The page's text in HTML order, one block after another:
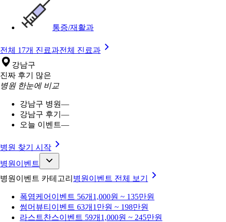
통증/재활과
전체 17개 진료과전체 진료과
강남구
진짜 후기 많은
병원 한눈에 비교
강남구 병원—
강남구 후기 —
오늘 이벤트—
병원 찾기 시작
병원이벤트
병원이벤트 카테고리 병원이벤트 전체 보기
폭염케어 이벤트 56개 1,000원 ~ 135만원
썸머뷰티 이벤트 63개 1만원 ~ 198만원
라스트찬스이벤트 59개 1,000원 ~ 245만원